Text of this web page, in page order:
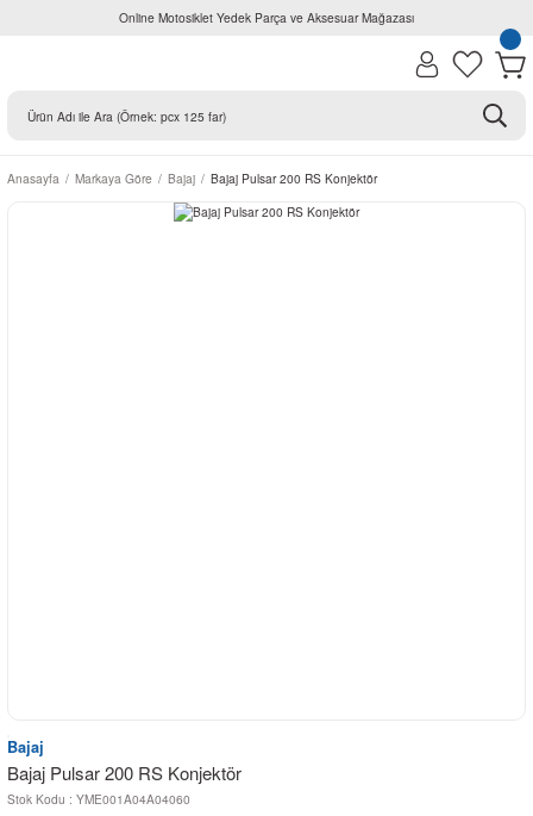
Online Motosiklet Yedek Parça ve Aksesuar Mağazası
Anasayfa Markaya Göre Bajaj Bajaj Pulsar 200 RS Konjektör
Bajaj
Bajaj Pulsar 200 RS Konjektör
Stok Kodu : YME001A04A04060